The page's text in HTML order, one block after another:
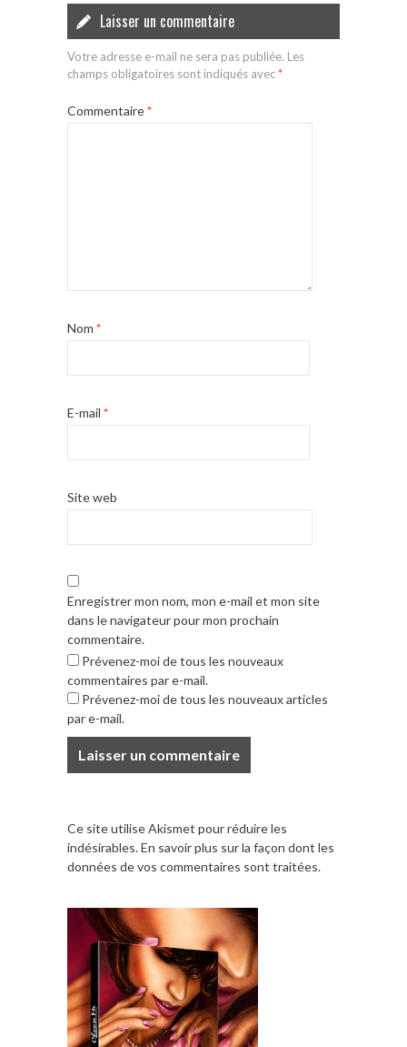
Laisser un commentaire
Votre adresse e-mail ne sera pas publiée. Les
champs obligatoires sont indiqués avec*
Commentaire*
Nom *
E-mail *
Site web
Enregistrer mon nom, mon e-mail et mon site
dans le navigateur pour mon prochain
commentaire.
Prévenez-moi de tous les nouveaux
commentaires par e-mail.
Prévenez-moi de tous les nouveaux articles
par e-mail.
Ce site utilise Akismet pour réduire les
indésirables.En savoir plus sur la façon dont les
données de vos commentaires sont traitées.